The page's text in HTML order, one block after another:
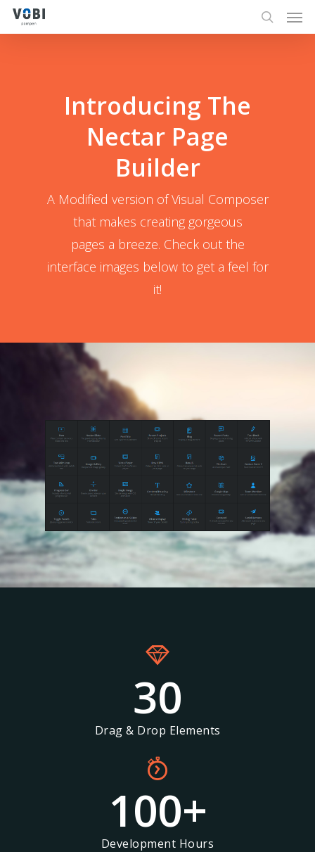
Skip
search
Introducing The
Nectar Page
Builder
A Modified version of Visual Composer
that makes creating gorgeous
pages a breeze. Check out the
interface images below to get a feel for
it!
30
Drag & Drop Elements
100+
Development Hours